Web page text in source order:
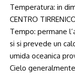
Temperatura: in
CENTRO
Tempo: permane
si si prevede un
umida oceanica
Cielo